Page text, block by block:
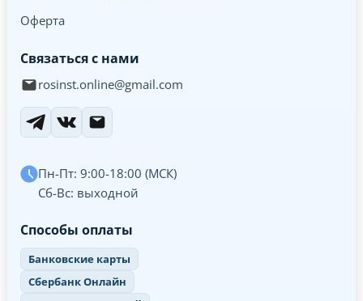
Оферта
Связаться с нами
rosinst.online@gmail.com
Пн-Пт: 9:00-18:00 (МСК)
Сб-Вс: выходной
Способы оплаты
Банковские карты
Сбербанк Онлайн